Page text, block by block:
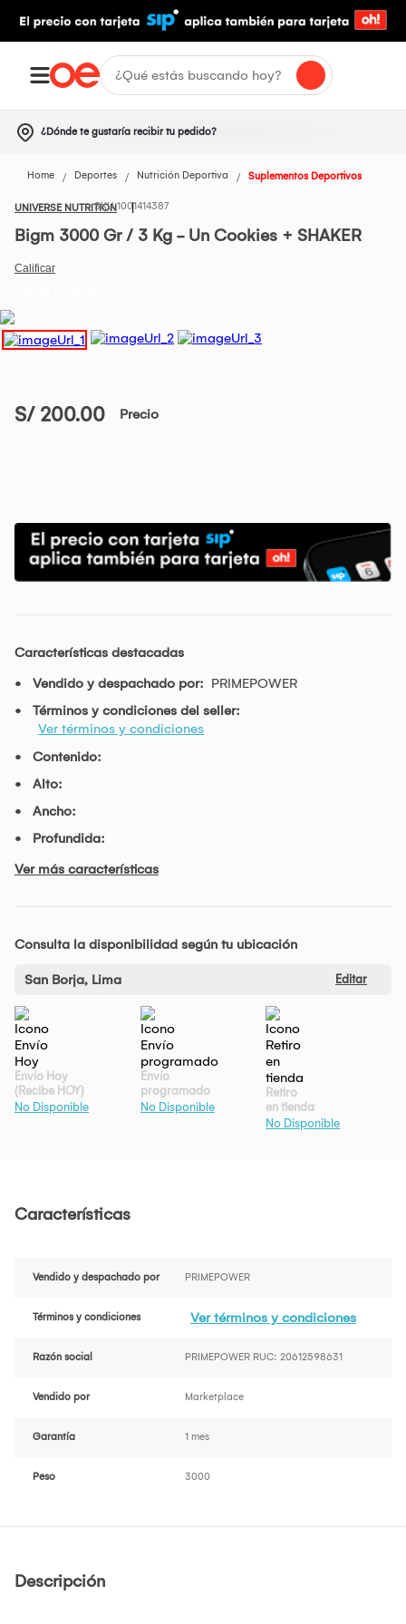
¿Dónde te gustaría recibir tu pedido?
Home Deportes Nutrición Deportiva Suplementos Deportivos
UNIVERSE NUTRITION1001414387
Bigm 3000 Gr / 3 Kg - Un Cookies + SHAKER
S/ 200.00 Precio
Características destacadas
Vendido y despachado por: PRIMEPOWER
Términos y condiciones del seller:
Ver términos y condiciones
Contenido:
Alto:
Ancho:
Profundida:
Ver más características
Consulta la disponibilidad según tu ubicación
San Borja, Lima Editar
Envío Hoy
(Recibe HOY)
No Disponible
Envío
programado
No Disponible
Retiro
en tienda
No Disponible
Características
Vendido y despachado por PRIMEPOWER
Términos y condiciones Ver términos y condiciones
Razón social PRIMEPOWER RUC: 20612598631
Vendido por Marketplace
Garantía 1 mes
Peso 3000
Descripción